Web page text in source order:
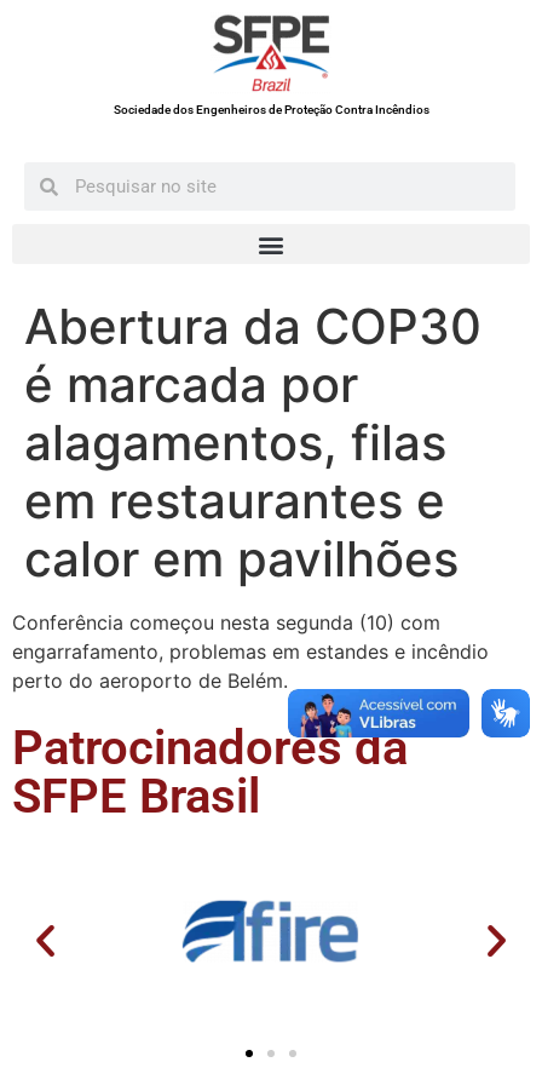
Sociedade dos Engenheiros de Proteção Contra Incêndios
Abertura da COP30
é marcada por
alagamentos, filas
em restaurantes e
calor em pavilhões
Conferência começou nesta segunda (10) com
engarrafamento, problemas em estandes e incêndio
perto do aeroporto de Belém.
Patrocinadores da
SFPE Brasil